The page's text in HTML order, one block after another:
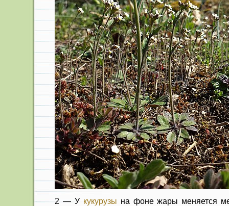
2 — У кукурузы на фоне жары меняется